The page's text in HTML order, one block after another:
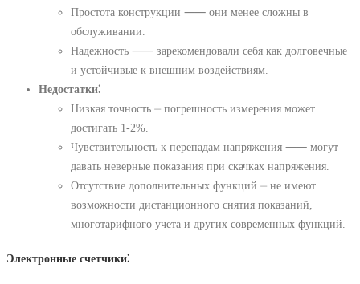
Простота конструкции ⸺ они менее сложны в
обслуживании.
Надежность ⸺ зарекомендовали себя как долговечные
и устойчивые к внешним воздействиям.
Недостатки⁚
Низкая точность ⏤ погрешность измерения может
достигать 1-2%.
Чувствительность к перепадам напряжения ⸺ могут
давать неверные показания при скачках напряжения.
Отсутствие дополнительных функций ⏤ не имеют
возможности дистанционного снятия показаний,
многотарифного учета и других современных функций.
Электронные счетчики⁚